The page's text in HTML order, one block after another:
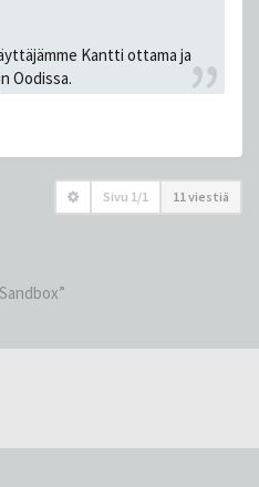
Kantti ottama ja
Oodissa.
Sivu 1/1 11 viestiä